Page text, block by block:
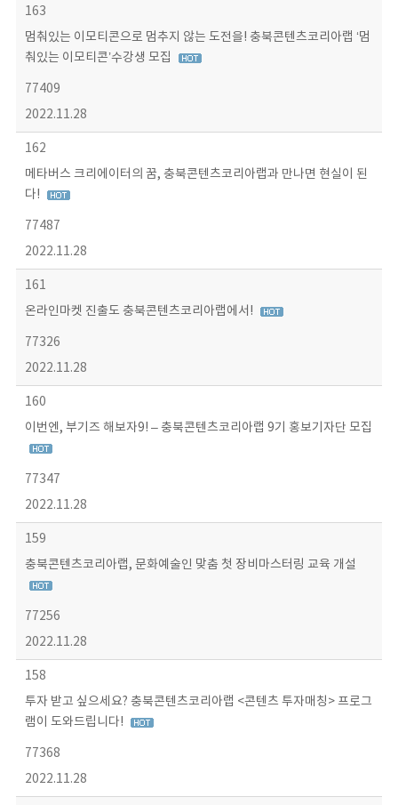
163
멈춰있는 이모티콘으로 멈추지 않는 도전을! 충북콘텐츠코리아랩 ‘멈
춰있는 이모티콘’수강생 모집
77409
2022.11.28
162
메타버스 크리에이터의 꿈, 충북콘텐츠코리아랩과 만나면 현실이 된
다!
77487
2022.11.28
161
온라인마켓 진출도 충북콘텐츠코리아랩에서!
77326
2022.11.28
160
이번엔, 부기즈 해보자9! – 충북콘텐츠코리아랩 9기 홍보기자단 모집
77347
2022.11.28
159
충북콘텐츠코리아랩, 문화예술인 맞춤 첫 장비마스터링 교육 개설
77256
2022.11.28
158
투자 받고 싶으세요? 충북콘텐츠코리아랩 <콘텐츠 투자매칭> 프로그
램이 도와드립니다!
77368
2022.11.28